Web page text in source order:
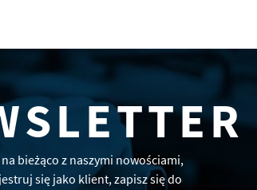
na bieżąco z naszymi nowościami,
się jako klient, zapisz się do